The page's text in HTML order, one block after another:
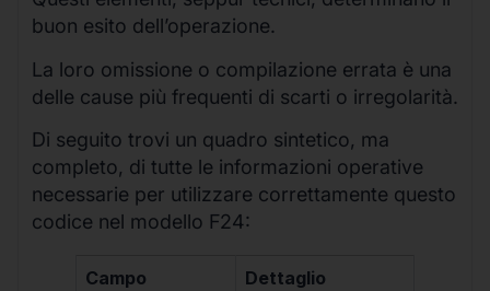
buon esito dell’operazione.
La loro omissione o compilazione errata è una
delle cause più frequenti di scarti o irregolarità.
Di seguito trovi un quadro sintetico, ma
completo, di tutte le informazioni operative
necessarie per utilizzare correttamente questo
codice nel modello F24:
Campo Dettaglio